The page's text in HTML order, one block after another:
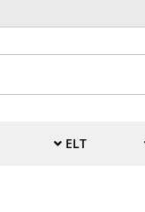
ELT